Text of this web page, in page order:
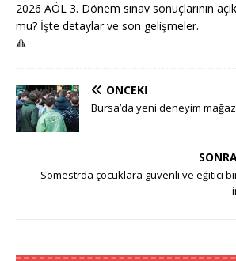
2026 AÖL 3. Dönem sınav sonuçlarının
mu? İşte detaylar ve son gelişmeler.
🔺
ÖNCEKI
Bursa’da yeni deneyim
Sömestrda çocuklara güvenli ve eğitici